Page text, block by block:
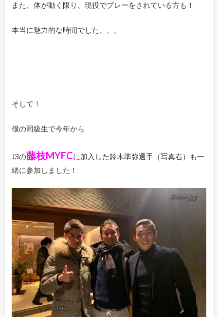
また、体が動く限り、現役でプレーをされている方も！
本当に魅力的な時間でした、、。
そして！
僕の同級生で今年から
J3の藤枝MYFCに加入した鈴木準弥選手（写真右）も一
緒に参加しました！